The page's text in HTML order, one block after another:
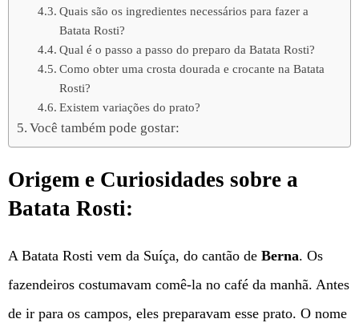
Quais são os ingredientes necessários para fazer a
Batata Rosti?
Qual é o passo a passo do preparo da Batata Rosti?
Como obter uma crosta dourada e crocante na Batata
Rosti?
Existem variações do prato?
Você também pode gostar:
Origem e Curiosidades sobre a
Batata Rosti:
A Batata Rosti vem da Suíça, do cantão de Berna. Os
fazendeiros costumavam comê-la no café da manhã. Antes
de ir para os campos, eles preparavam esse prato. O nome